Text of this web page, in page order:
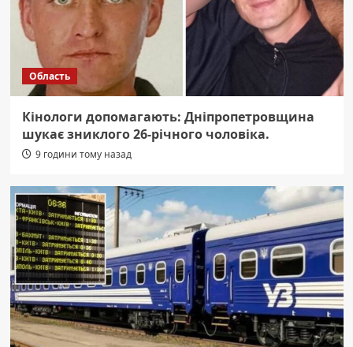
Область
Кінологи допомагають: Дніпропетровщина
шукає зниклого 26-річного чоловіка.
9 години тому назад